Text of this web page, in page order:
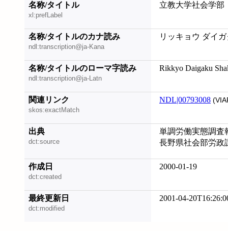
名称/タイトル
xl:prefLabel
立教大学社会学部
名称/タイトルのカナ読み
ndl:transcription@ja-Kana
リッキョウ ダイ
名称/タイトルのローマ字読み
ndl:transcription@ja-Latn
Rikkyo Daigaku
関連リンク
skos:exactMatch
NDL|00793008
出典
dct:source
単調労働実態調査
長野県社会部労政
作成日
dct:created
2000-01-19
最終更新日
dct:modified
2001-04-